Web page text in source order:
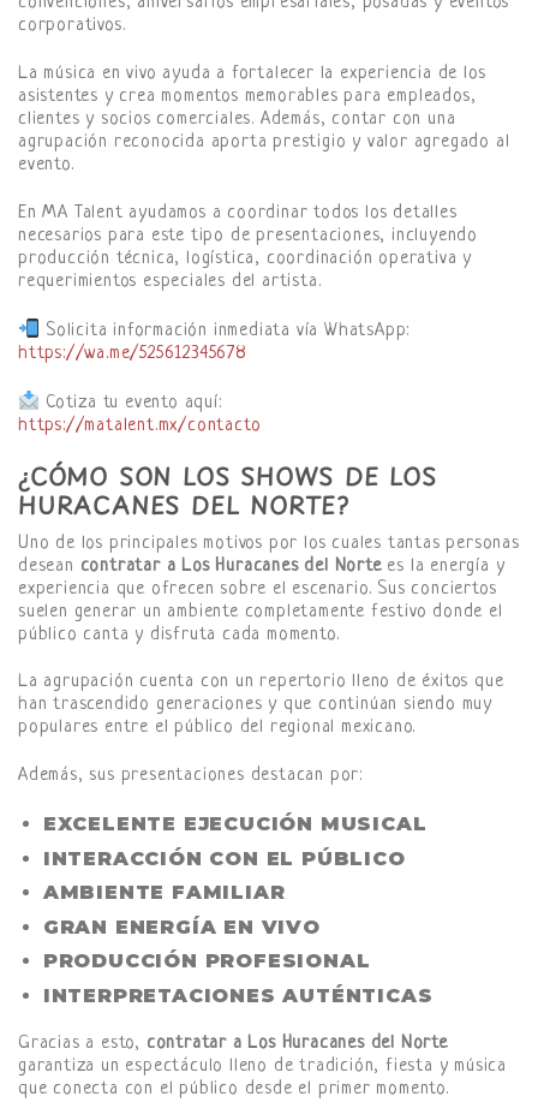
corporativos.
La música en vivo ayuda a fortalecer la experiencia de los
asistentes y crea momentos memorables para empleados,
clientes y socios comerciales. Además, contar con una
agrupación reconocida aporta prestigio y valor agregado al
evento.
En MA Talent ayudamos a coordinar todos los detalles
necesarios para este tipo de presentaciones, incluyendo
producción técnica, logística, coordinación operativa y
requerimientos especiales del artista.
Solicita información inmediata vía WhatsApp:
https://wa.me/525612345678
Cotiza tu evento aquí:
https://matalent.mx/contacto
¿CÓMO SON LOS SHOWS DE LOS
HURACANES DEL NORTE?
Uno de los principales motivos por los cuales tantas personas
desean contratar a Los Huracanes del Nortees la energía y
experiencia que ofrecen sobre el escenario. Sus conciertos
suelen generar un ambiente completamente festivo donde el
público canta y disfruta cada momento.
La agrupación cuenta con un repertorio lleno de éxitos que
han trascendido generaciones y que continúan siendo muy
populares entre el público del regional mexicano.
Además, sus presentaciones destacan por:
EXCELENTE EJECUCIÓN MUSICAL
INTERACCIÓN CON EL PÚBLICO
AMBIENTE FAMILIAR
GRAN ENERGÍA EN VIVO
PRODUCCIÓN PROFESIONAL
INTERPRETACIONES AUTÉNTICAS
Gracias a esto, contratar a Los Huracanes del Norte
garantiza un espectáculo lleno de tradición, fiesta y música
que conecta con el público desde el primer momento.